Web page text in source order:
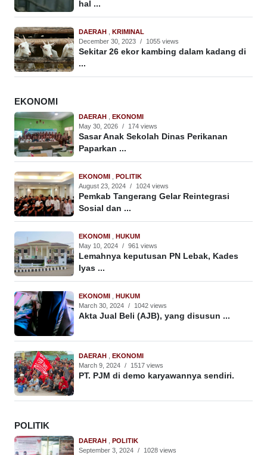
hal ...
DAERAH
KRIMINAL
December 30, 2023 / 1055 views
Sekitar 26 ekor kambing dalam kadang di
...
EKONOMI
DAERAH
EKONOMI
May 30, 2026 / 174 views
Sasar Anak Sekolah Dinas Perikanan
Paparkan ...
EKONOMI
POLITIK
August 23, 2024 / 1024 views
Pemkab Tangerang Gelar Reintegrasi
Sosial dan ...
EKONOMI
HUKUM
May 10, 2024 / 961 views
Lemahnya keputusan PN Lebak, Kades
Iyas ...
EKONOMI
HUKUM
March 30, 2024 / 1042 views
Akta Jual Beli (AJB), yang disusun ...
DAERAH
EKONOMI
March 9, 2024 / 1517 views
PT. PJM di demo karyawannya sendiri.
POLITIK
DAERAH
POLITIK
September 3, 2024 / 1028 views